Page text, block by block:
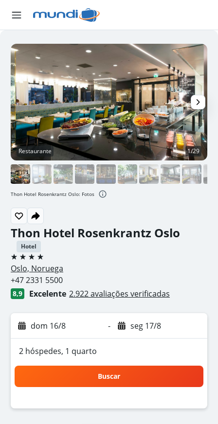
Thon Hotel Rosenkrantz Oslo
Hotel
4 estrelas
Oslo, Noruega
+47 2331 5500
8,9 Excelente 2.922 avaliações verificadas
dom 16/8 - seg 17/8
2 hóspedes, 1 quarto
Buscar
Restaurante 1/29
Thon Hotel Rosenkrantz Oslo: Fotos